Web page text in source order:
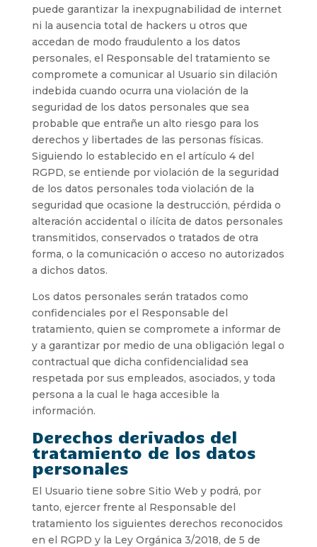
puede garantizar la inexpugnabilidad de internet
ni la ausencia total de hackers u otros que
accedan de modo fraudulento a los datos
personales, el Responsable del tratamiento se
compromete a comunicar al Usuario sin dilación
indebida cuando ocurra una violación de la
seguridad de los datos personales que sea
probable que entrañe un alto riesgo para los
derechos y libertades de las personas físicas.
Siguiendo lo establecido en el artículo 4 del
RGPD, se entiende por violación de la seguridad
de los datos personales toda violación de la
seguridad que ocasione la destrucción, pérdida o
alteración accidental o ilícita de datos personales
transmitidos, conservados o tratados de otra
forma, o la comunicación o acceso no autorizados
a dichos datos.
Los datos personales serán tratados como
confidenciales por el Responsable del
tratamiento, quien se compromete a informar de
y a garantizar por medio de una obligación legal o
contractual que dicha confidencialidad sea
respetada por sus empleados, asociados, y toda
persona a la cual le haga accesible la
información.
Derechos derivados del
tratamiento de los datos
personales
El Usuario tiene sobre Sitio Web y podrá, por
tanto, ejercer frente al Responsable del
tratamiento los siguientes derechos reconocidos
en el RGPD y la Ley Orgánica 3/2018, de 5 de